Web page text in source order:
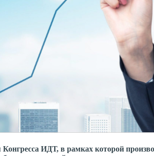
Конгресса ИДТ, в рамках которой